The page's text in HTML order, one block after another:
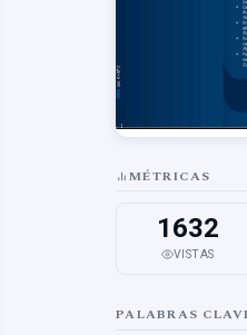
MÉTRICAS
1632
VISTAS
PALABRAS